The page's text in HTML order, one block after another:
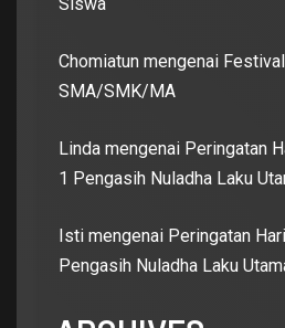
Chomiatun mengenai
SMA/SMK/MA
Linda mengenai Peringatan
1 Pengasih Nuladha Laku
Isti mengenai Peringatan
Pengasih Nuladha Laku